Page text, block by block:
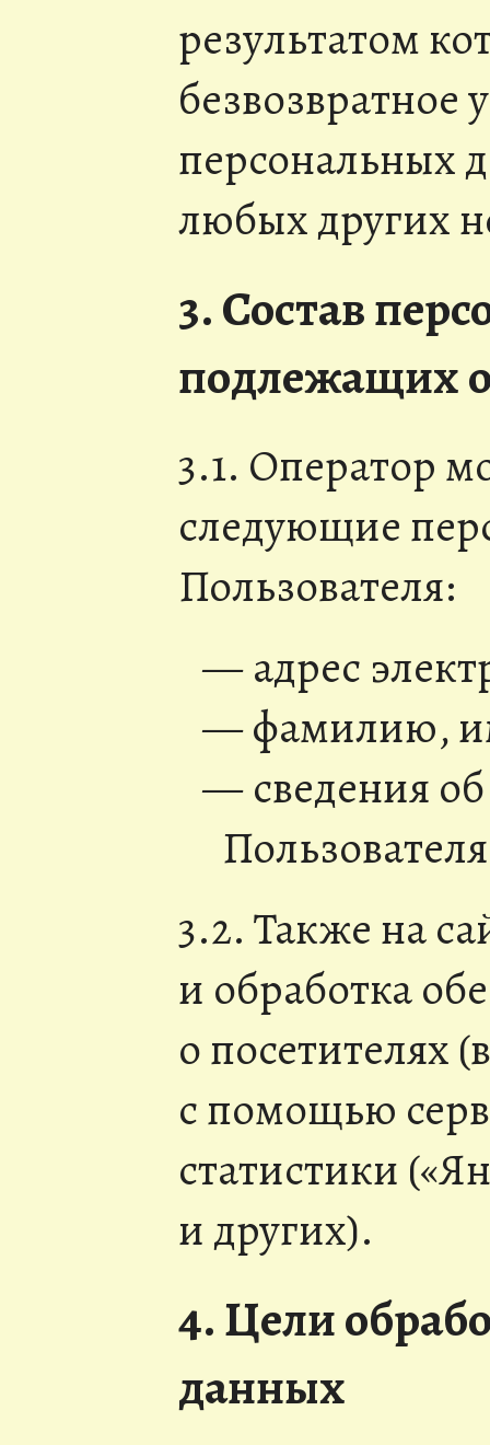
результатом
безвозвратное
персональных
любых других
3. Состав
подлежащих
3.1. Оператор
следующие
Пользователя:
адрес
фамилию,
сведения
3.2. Также на
и обработка
о посетителях
с помощью
статистики
и других).
4. Цели
данных